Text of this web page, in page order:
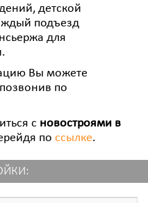
детской
подъезд
для
Вы можете
по
с новостроями в
по ссылке.